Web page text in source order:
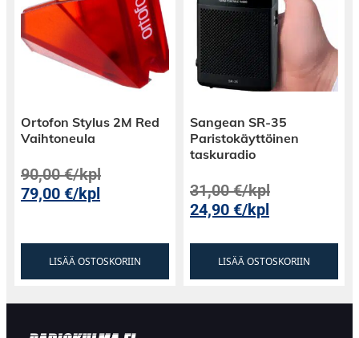
Ortofon Stylus 2M Red
Vaihtoneula
90,00€/kpl
79,00€/kpl
LISÄÄ OSTOSKORIIN
Sangean SR-35
Paristokäyttöinen
taskuradio
31,00€/kpl
24,90€/kpl
LISÄÄ OSTOSKORIIN